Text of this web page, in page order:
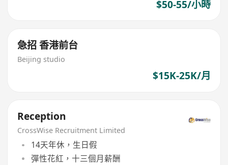
$50-55/小時
急招 香港前台
Beijing studio
$15K-25K/月
Reception
CrossWise Recruitment Limited
14天年休，生日假
彈性花紅，十三個月薪酬